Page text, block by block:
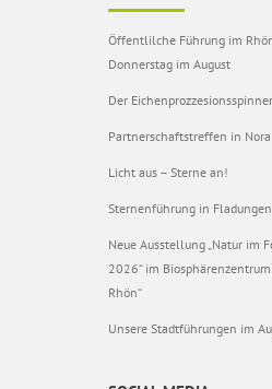
Öffentlilche Führung im
Donnerstag im August
Der Eichenprozzesionsspinner
Partnerschaftstreffen in Nora
Licht aus – Sterne an!
Sternenführung in Fladungen
Neue Ausstellung „Natur im
2026“ im Biosphärenzentrum
Rhön“
Unsere Stadtführungen im